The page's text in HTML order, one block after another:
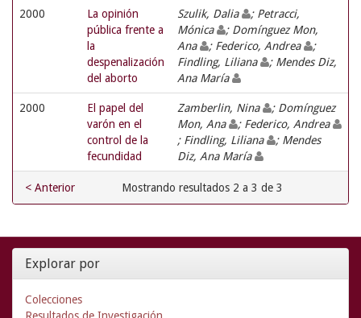
2000
La opinión
pública frente a
la
despenalización
del aborto
Szulik, Dalia
; Petracci,
Mónica
; Domínguez Mon,
Ana
; Federico, Andrea
;
Findling, Liliana
; Mendes Diz,
Ana María
2000
El papel del
varón en el
control de la
fecundidad
Zamberlin, Nina
; Domínguez
Mon, Ana
; Federico, Andrea
; Findling, Liliana
; Mendes
Diz, Ana María
Mostrando resultados 2 a 3 de 3
< Anterior
Explorar por
Colecciones